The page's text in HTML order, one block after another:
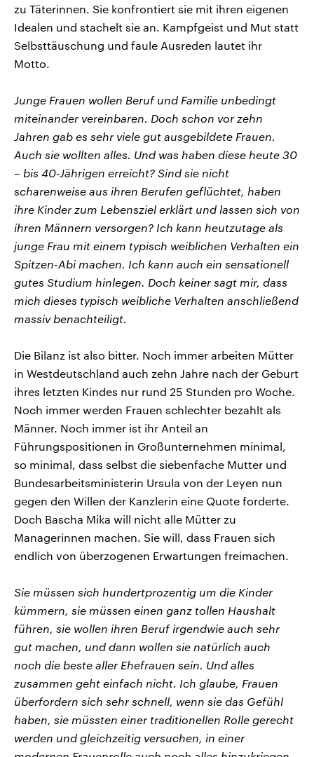
zu Täterinnen. Sie konfrontiert sie mit ihren eigenen
Idealen und stachelt sie an. Kampfgeist und Mut statt
Selbsttäuschung und faule Ausreden lautet ihr
Motto.
Junge Frauen wollen Beruf und Familie unbedingt
miteinander vereinbaren. Doch schon vor zehn
Jahren gab es sehr viele gut ausgebildete Frauen.
Auch sie wollten alles. Und was haben diese heute 30
– bis 40-Jährigen erreicht? Sind sie nicht
scharenweise aus ihren Berufen geflüchtet, haben
ihre Kinder zum Lebensziel erklärt und lassen sich von
ihren Männern versorgen? Ich kann heutzutage als
junge Frau mit einem typisch weiblichen Verhalten ein
Spitzen-Abi machen. Ich kann auch ein sensationell
gutes Studium hinlegen. Doch keiner sagt mir, dass
mich dieses typisch weibliche Verhalten anschließend
massiv benachteiligt.
Die Bilanz ist also bitter. Noch immer arbeiten Mütter
in Westdeutschland auch zehn Jahre nach der Geburt
ihres letzten Kindes nur rund 25 Stunden pro Woche.
Noch immer werden Frauen schlechter bezahlt als
Männer. Noch immer ist ihr Anteil an
Führungspositionen in Großunternehmen minimal,
so minimal, dass selbst die siebenfache Mutter und
Bundesarbeitsministerin Ursula von der Leyen nun
gegen den Willen der Kanzlerin eine Quote forderte.
Doch Bascha Mika will nicht alle Mütter zu
Managerinnen machen. Sie will, dass Frauen sich
endlich von überzogenen Erwartungen freimachen.
Sie müssen sich hundertprozentig um die Kinder
kümmern, sie müssen einen ganz tollen Haushalt
führen, sie wollen ihren Beruf irgendwie auch sehr
gut machen, und dann wollen sie natürlich auch
noch die beste aller Ehefrauen sein. Und alles
zusammen geht einfach nicht. Ich glaube, Frauen
überfordern sich sehr schnell, wenn sie das Gefühl
haben, sie müssten einer traditionellen Rolle gerecht
werden und gleichzeitig versuchen, in einer